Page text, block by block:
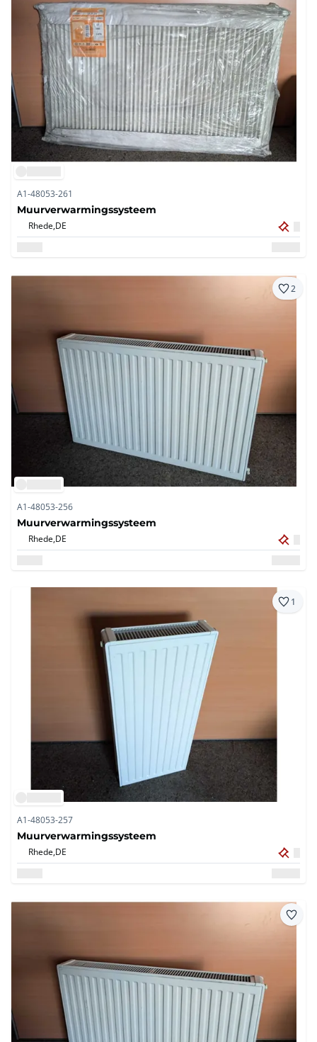
A1-48053-261
Muurverwarmingssysteem
Rhede,DE
2
A1-48053-256
Muurverwarmingssysteem
Rhede,DE
1
A1-48053-257
Muurverwarmingssysteem
Rhede,DE